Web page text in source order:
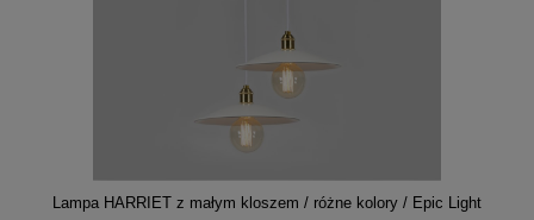
Lampa HARRIET z małym kloszem / różne kolory / Epic Light